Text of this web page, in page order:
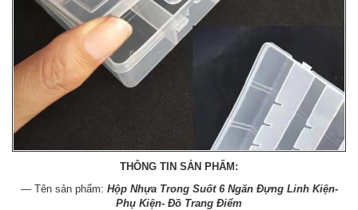
THÔNG TIN SẢN PHẨM:
— Tên sản phẩm: Hộp Nhựa Trong Suốt 6 Ngăn Đựng Linh Kiện-
Phụ Kiện- Đồ Trang Điểm